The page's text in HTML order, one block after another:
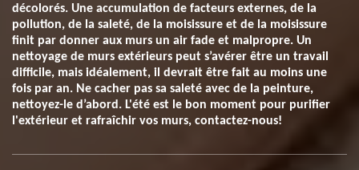
décolorés. Une accumulation de facteurs externes, de la
pollution, de la saleté, de la moisissure et de la moisissure
finit par donner aux murs un air fade et malpropre. Un
nettoyage de murs extérieurs peut s’avérer être un travail
difficile, mais idéalement, il devrait être fait au moins une
fois par an. Ne cacher pas sa saleté avec de la peinture,
nettoyez-le d’abord. L'été est le bon moment pour purifier
l'extérieur et rafraîchir vos murs, contactez-nous!